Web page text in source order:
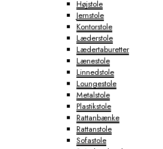
Højstole
Jernstole
Kontorstole
Læderstole
Lædertaburetter
Lænestole
Linnedstole
Loungestole
Metalstole
Plastikstole
Rattanbænke
Rattanstole
Sofastole